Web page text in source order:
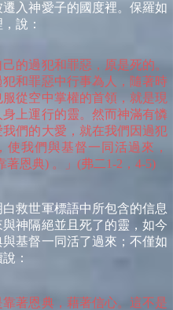
入神愛子的國度裡。保羅如
說：
己的過犯和罪惡，原是死的。
犯和罪惡中行事為人，隨著時
從空中掌權的首領，就是現
上運行的靈。然而神滿有憐
們的大愛，就在我們因過犯
使我們與基督一同活過來，
著恩典) 。」(弗二1-2，4-5)
救世軍標語中所包含的信息
神隔絕並且死了的靈，如今
與基督一同活了過來；不僅如
：
靠著恩典，藉著信心。這不是